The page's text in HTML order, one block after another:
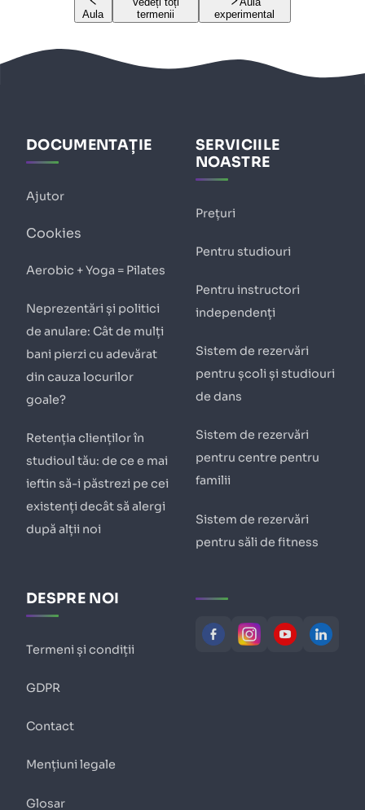
Aula
termenii
experimental
DOCUMENTAȚIE
Ajutor
Cookies
Aerobic + Yoga = Pilates
Neprezentări și politici
de anulare: Cât de mulți
bani pierzi cu adevărat
din cauza locurilor
goale?
Retenția clienților în
studioul tău: de ce e mai
ieftin să-i păstrezi pe cei
existenți decât să alergi
după alții noi
SERVICIILE
NOASTRE
Prețuri
Pentru studiouri
Pentru instructori
independenți
Sistem de rezervări
pentru școli și studiouri
de dans
Sistem de rezervări
pentru centre pentru
familii
Sistem de rezervări
pentru săli de fitness
DESPRE NOI
Termeni și condiții
GDPR
Contact
Mențiuni legale
Glosar